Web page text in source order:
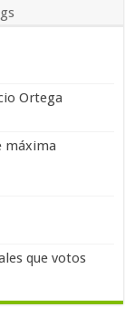
Ortega
máxima
que votos